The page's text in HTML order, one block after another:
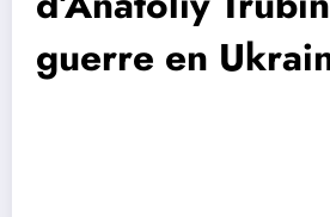
guerre en